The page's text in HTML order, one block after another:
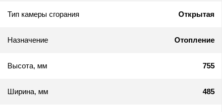
Тип камеры сгорания Открытая
Назначение Отопление
Высота, мм 755
Ширина, мм 485